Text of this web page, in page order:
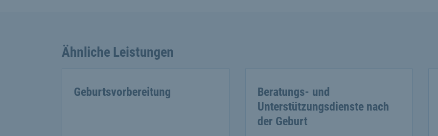
Ähnliche Leistungen
Geburtsvorbereitung
Beratungs- und
Unterstützungsdienste nach
der Geburt